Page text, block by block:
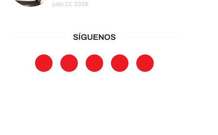
julio 22, 2026
SÍGUENOS